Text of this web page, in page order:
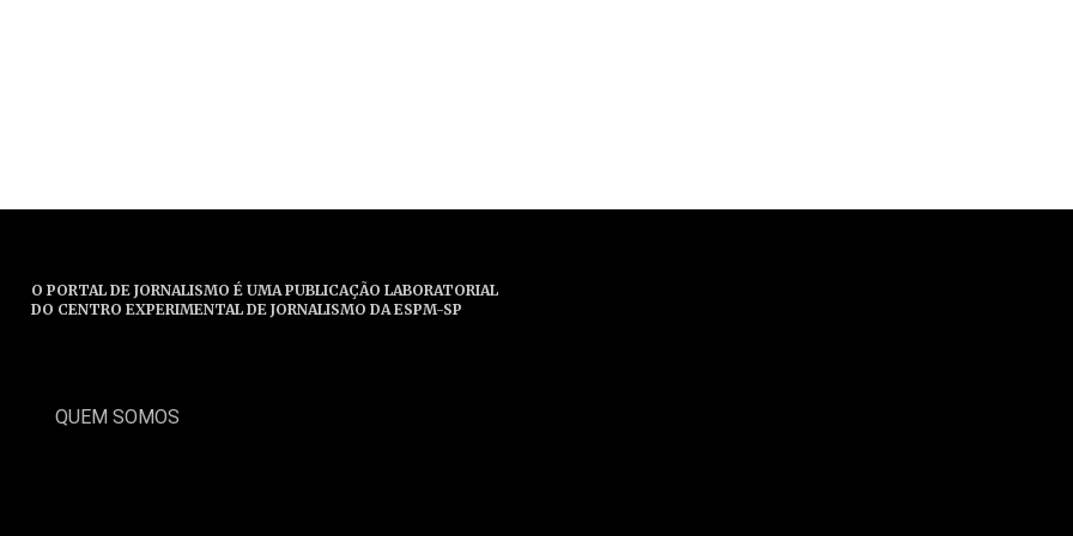
O PORTAL DE JORNALISMO É UMA PUBLICAÇÃO LABORATORIAL
DO CENTRO EXPERIMENTAL DE JORNALISMO DA ESPM-SP
QUEM SOMOS